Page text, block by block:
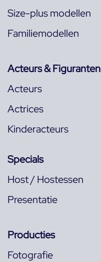
Size-plus modellen
Familiemodellen
Acteurs & Figuranten
Acteurs
Actrices
Kinderacteurs
Specials
Host / Hostessen
Presentatie
Producties
Fotografie